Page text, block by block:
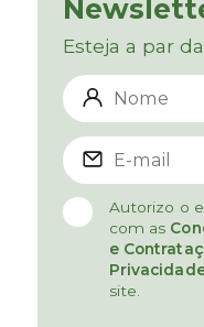
Esteja a par
Autorizo o
com as
e
site.